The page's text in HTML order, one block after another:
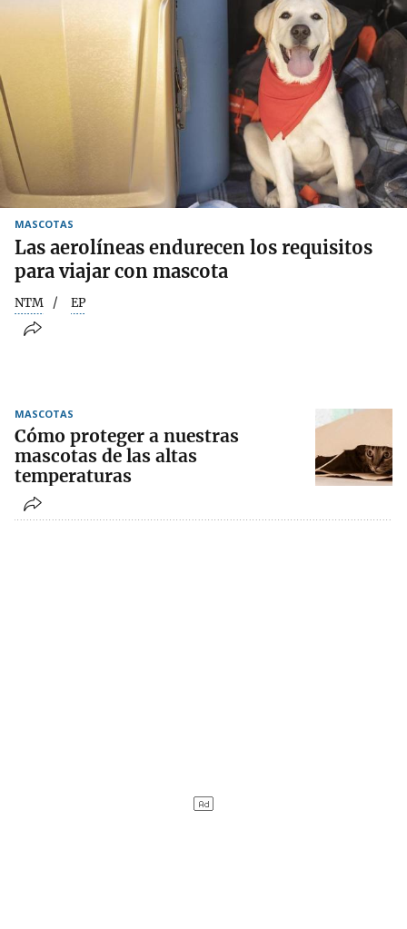
MASCOTAS
Las aerolíneas endurecen los requisitos
para viajar con mascota
NTM EP
MASCOTAS
Cómo proteger a nuestras
mascotas de las altas
temperaturas